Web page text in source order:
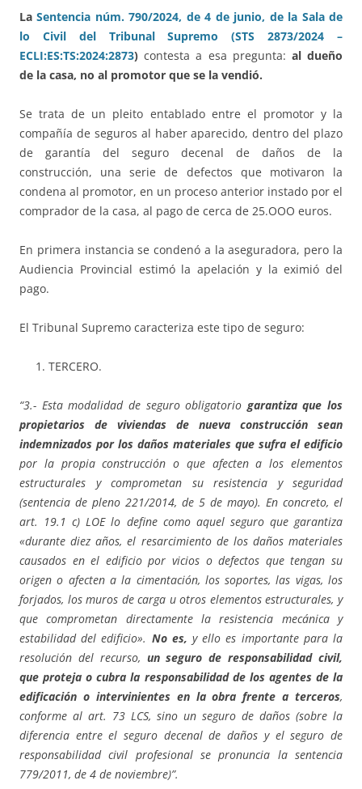
LaSentencia núm. 790/2024, de 4 de junio, de la Sala de
lo Civil del Tribunal Supremo (STS 2873/2024 –
ECLI:ES:TS:2024:2873)contesta a esa pregunta: al dueño
de la casa, no al promotor que se la vendió.
Se trata de un pleito entablado entre el promotor y la
compañía de seguros al haber aparecido, dentro del plazo
de garantía del seguro decenal de daños de la
construcción, una serie de defectos que motivaron la
condena al promotor, en un proceso anterior instado por el
comprador de la casa, al pago de cerca de 25.OOO euros.
En primera instancia se condenó a la aseguradora, pero la
Audiencia Provincial estimó la apelación y la eximió del
pago.
El Tribunal Supremo caracteriza este tipo de seguro:
TERCERO.
“3.- Esta modalidad de seguro obligatorio garantiza que los
propietarios de viviendas de nueva construcción
sean
indemnizados por los daños materiales que sufra el edificio
por la propia construcción o que afecten a los elementos
estructurales y comprometan su resistencia y seguridad
(sentencia de pleno 221/2014, de 5 de mayo). En concreto, el
art. 19.1 c) LOE lo define como aquel seguro que garantiza
«durante diez años, el resarcimiento de los daños materiales
causados en el edificio por vicios o defectos que tengan su
origen o afecten a la cimentación, los soportes, las vigas, los
forjados, los muros de carga u otros elementos estructurales, y
que comprometan directamente la resistencia mecánica y
estabilidad del edificio». No es, y ello es importante para la
resolución del recurso, un seguro de responsabilidad civil,
que proteja o cubra la responsabilidad de los agentes de la
edificación o intervinientes en la obra frente a terceros,
conforme al art. 73 LCS, sino un seguro de daños (sobre la
diferencia entre el seguro decenal de daños y el seguro de
responsabilidad civil profesional se pronuncia la sentencia
779/2011, de 4 de noviembre)”.